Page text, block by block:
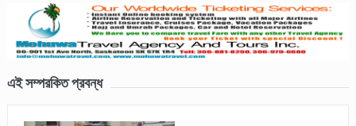
এই সম্পরকিত প্রবন্ধ